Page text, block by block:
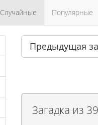
Случайные Популярные
Предыдущая
Загадка из